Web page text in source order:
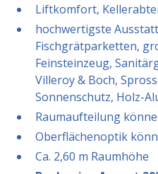
Liftkomfort,
hochwertigste
Fischgrätparketten,
Feinsteinzeug,
Villeroy & Boch,
Sonnenschutz, Holz-
Raumaufteilung
Oberflächenoptik
Ca. 2,60 m Raumhöhe